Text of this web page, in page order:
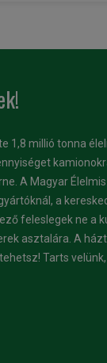
1,8 millió tonna
A Magyar
a
feleslegek ne a
asztalára. A
Tarts